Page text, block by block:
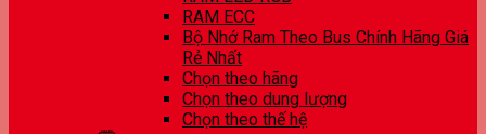
RAM ECC
Bộ Nhớ Ram Theo Bus Chính Hãng Giá
Rẻ Nhất
Chọn theo hãng
Chọn theo dung lượng
Chọn theo thế hệ